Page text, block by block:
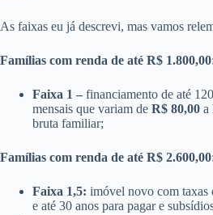
As faixas eu já descrevi, mas vamos
Famílias com renda de até R$ 1.800,00:
Faixa 1 – financiamento de até
mensais que variam de R$ 80,00 a
bruta familiar;
Famílias com renda de até R$ 2.600,00:
Faixa 1,5: imóvel novo com taxas
e até 30 anos para pagar e